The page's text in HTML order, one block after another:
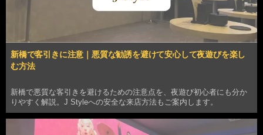
新橋で客引きに注意｜悪質な勧誘を避けて安心して夜遊びを楽し
む方法
新橋で悪質な客引きを避けるための注意点を、夜遊び初心者にも分か
りやすく解説。J Styleへの安全な来店方法もご案内します。